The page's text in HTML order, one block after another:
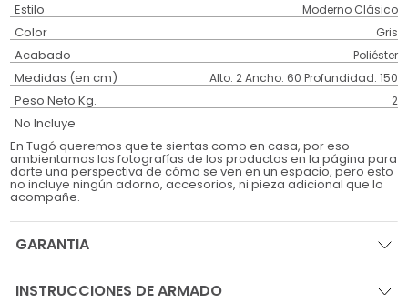
Estilo Moderno Clásico
Color Gris
Acabado Poliéster
Medidas (en cm) Alto: 2 Ancho: 60 Profundidad: 150
Peso Neto Kg. 2
No Incluye
En Tugó queremos que te sientas como en casa, por eso
ambientamos las fotografías de los productos en la página para
darte una perspectiva de cómo se ven en un espacio, pero esto
no incluye ningún adorno, accesorios, ni pieza adicional que lo
acompañe.
GARANTIA
INSTRUCCIONES DE ARMADO